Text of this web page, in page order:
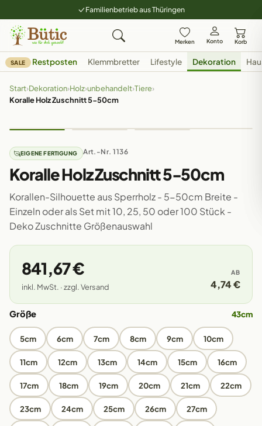
Familienbetrieb aus Thüringen
Merken Konto Korb
SALE Restposten Klemmbretter Lifestyle Dekoration
Start›Dekoration›Holz›unbehandelt›Tiere›
Koralle Holz Zuschnitt 5-50cm
EIGENE FERTIGUNG Art.-Nr. 1136
Koralle Holz Zuschnitt 5-50cm
Korallen-Silhouette aus Sperrholz - 5-50cm Breite -
Einzeln oder als Set mit 10, 25, 50 oder 100 Stück -
Deko Zuschnitte Größenauswahl
841,67 €
inkl. MwSt. · zzgl. Versand
AB
4,74 €
Größe 43cm
5cm 6cm 7cm 8cm 9cm 10cm
11cm 12cm 13cm 14cm 15cm 16cm
17cm 18cm 19cm 20cm 21cm 22cm
23cm 24cm 25cm 26cm 27cm